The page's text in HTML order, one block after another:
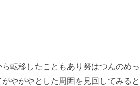
転移したこともあり努はつんのめ
やがやとした周囲を見回してみる